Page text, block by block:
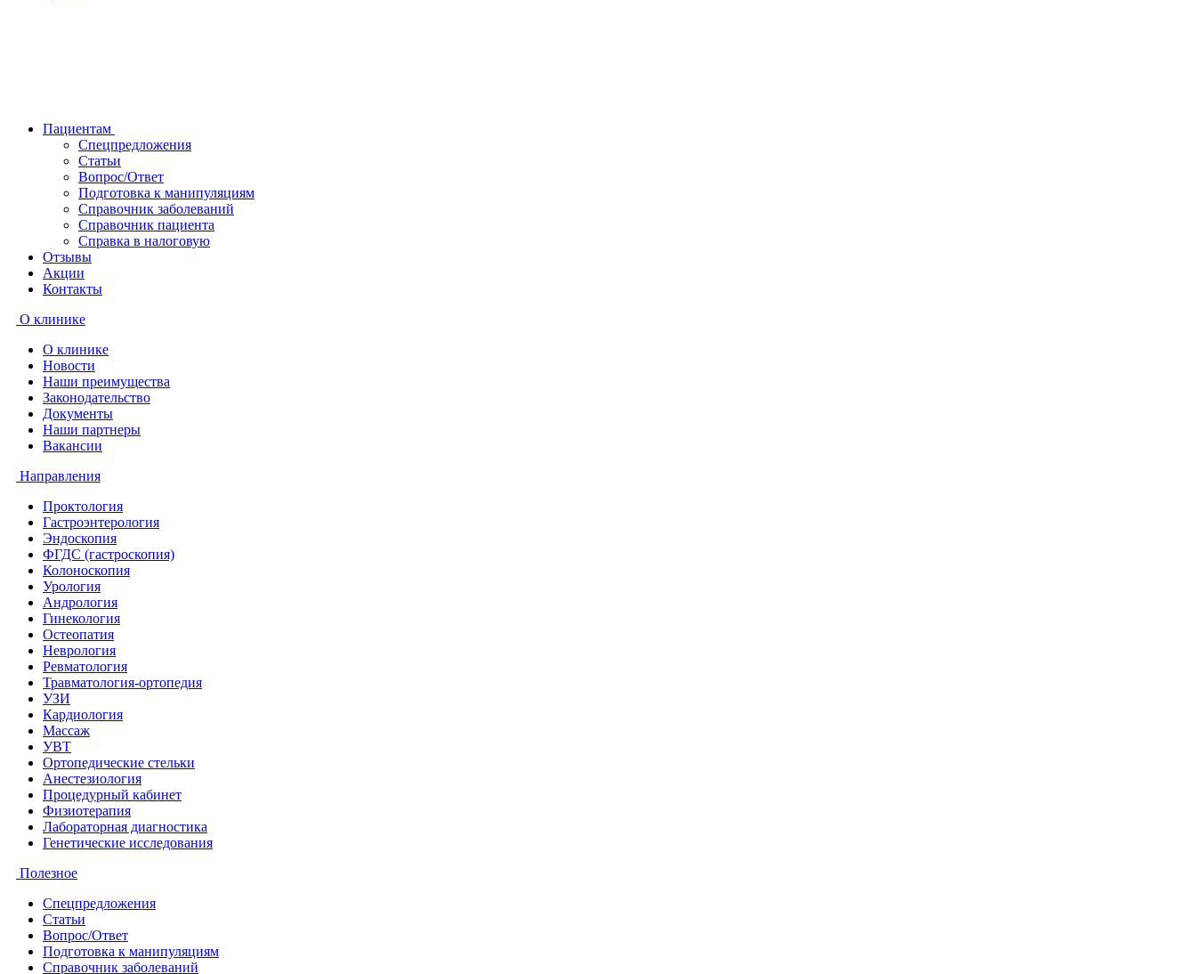
Пациентам
Спецпредложения
Статьи
Вопрос/Ответ
Подготовка к манипуляциям
Справочник заболеваний
Справочник пациента
Справка в налоговую
Отзывы
Акции
Контакты
О клинике
О клинике
Новости
Наши преимущества
Законодательство
Документы
Наши партнеры
Вакансии
Направления
Проктология
Гастроэнтерология
Эндоскопия
ФГДС (гастроскопия)
Колоноскопия
Урология
Андрология
Гинекология
Остеопатия
Неврология
Ревматология
Травматология-ортопедия
УЗИ
Кардиология
Массаж
УВТ
Ортопедические стельки
Анестезиология
Процедурный кабинет
Физиотерапия
Лабораторная диагностика
Генетические исследования
Полезное
Спецпредложения
Статьи
Вопрос/Ответ
Подготовка к манипуляциям
Справочник заболеваний